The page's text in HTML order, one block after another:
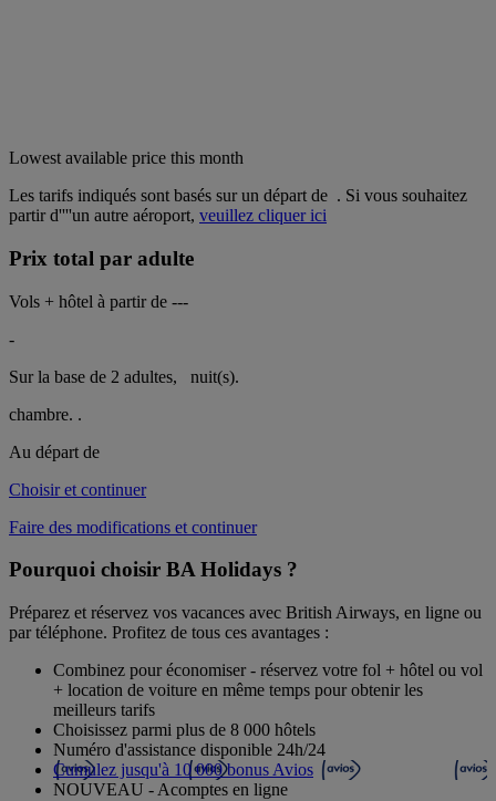
Lowest available price this month
Les tarifs indiqués sont basés sur un départ de . Si vous souhaitez
partir d''''un autre aéroport, veuillez cliquer ici
Prix total par adulte
Vols + hôtel à partir de ---
-
Sur la base de 2 adultes,
nuit(s).
chambre. .
Au départ de
Choisir et continuer
Faire des modifications et continuer
Pourquoi choisir BA Holidays ?
Préparez et réservez vos vacances avec British Airways, en ligne ou
par téléphone. Profitez de tous ces avantages :
Combinez pour économiser - réservez votre fol + hôtel ou vol
+ location de voiture en même temps pour obtenir les
meilleurs tarifs
Choisissez parmi plus de 8 000 hôtels
Numéro d'assistance disponible 24h/24
Cumulez jusqu'à 10 000 bonus Avios
NOUVEAU - Acomptes en ligne